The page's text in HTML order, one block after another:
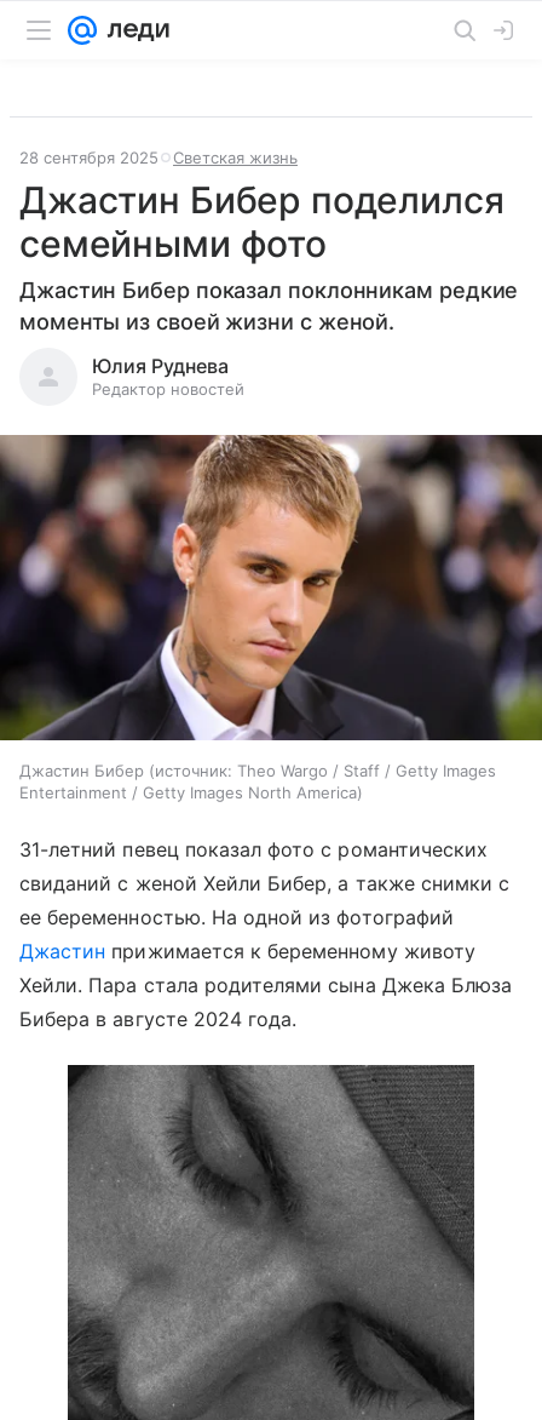
28 сентября 2025 Светская жизнь
Джастин Бибер поделился
семейными фото
Джастин Бибер показал поклонникам редкие
моменты из своей жизни с женой.
Юлия Руднева
Редактор новостей
Джастин Бибер источник: Theo Wargo / Staff / Getty Images
Entertainment / Getty Images North America
31-летний певец показал фото с романтических
свиданий с женой Хейли Бибер, а также снимки с
ее беременностью. На одной из фотографий
Джастин прижимается к беременному животу
Хейли. Пара стала родителями сына Джека Блюза
Бибера в августе 2024 года.